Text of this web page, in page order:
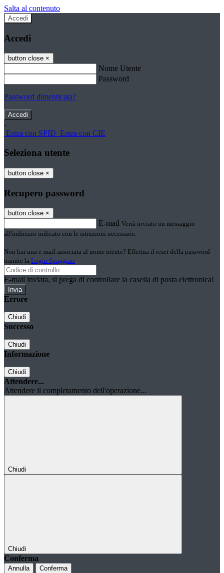
Salta al contenuto
Accedi
Accedi
button close ×
Nome Utente
Password
Password dimenticata?
-
Entra con SPID Entra con CIE
Seleziona utente
button close ×
Recupero password
button close ×
E-mail Verrà inviato un messaggio
all'indirizzo indicato con le istruzioni necessarie.
Non hai una e-mail associata al nome utente? Effettua il reset della password
tramite la Login Spaggiari
E-mail inviata, si prega di controllare la casella di posta elettronica!
Errore
Chiudi
Successo
Chiudi
Informazione
Chiudi
Attendere...
Attendere il completamento dell'operazione...
Chiudi
Chiudi
Conferma
Annulla Conferma